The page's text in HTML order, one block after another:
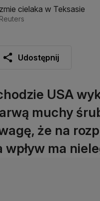
cielaka w Teksasie
Udostępnij
USA
muchy
że na
ma